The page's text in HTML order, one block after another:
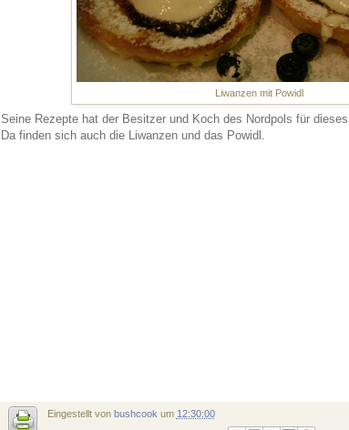
Liwanzen mit Powidl
Seine Rezepte hat der Besitzer und Koch des Nordpols für
Da finden sich auch die Liwanzen und das Powidl.
Eingestellt von bushcook um 12:30:00